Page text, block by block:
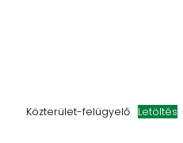
Közterület-felügyelő Letöltés